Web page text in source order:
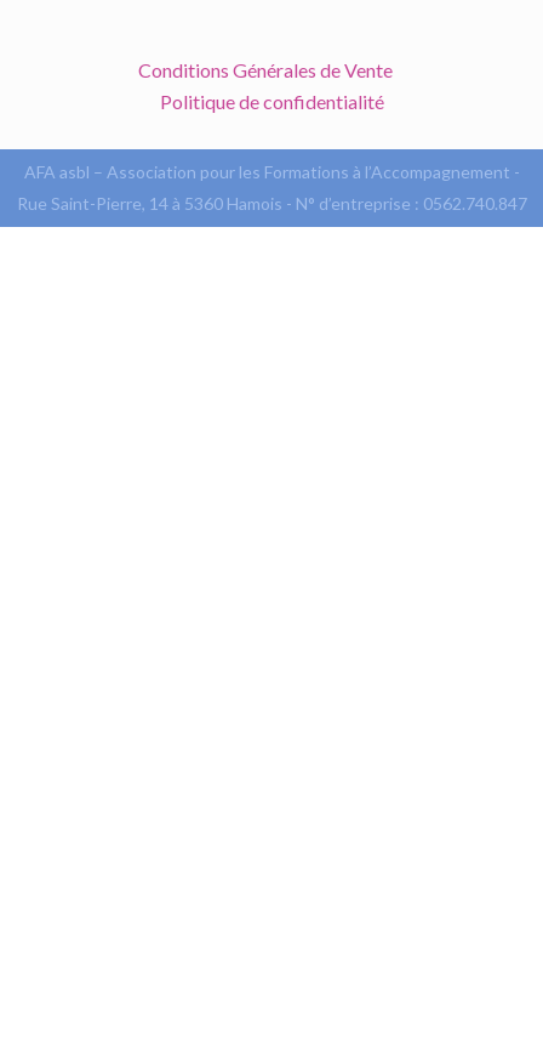
Conditions Générales de Vente
Politique de confidentialité
AFA asbl – Association pour les Formations à l’Accompagnement -
Rue Saint-Pierre, 14 à 5360 Hamois - N° d’entreprise : 0562.740.847